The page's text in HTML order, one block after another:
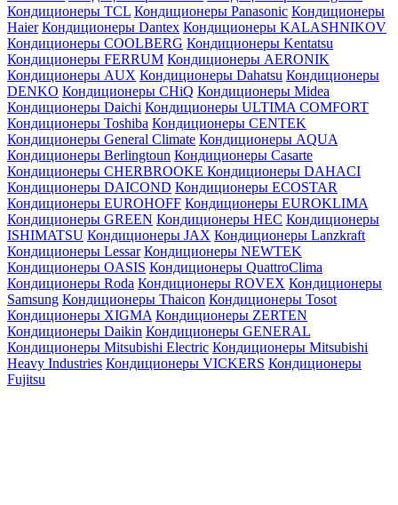
Кондиционеры TCL Кондиционеры Panasonic Кондиционеры
Haier Кондиционеры Dantex Кондиционеры KALASHNIKOV
Кондиционеры СOOLBERG Кондиционеры Kentatsu
Кондиционеры FERRUM Кондиционеры AERONIK
Кондиционеры AUX Кондиционеры Dahatsu Кондиционеры
DENKO Кондиционеры CHiQ Кондиционеры Midea
Кондиционеры Daichi Кондиционеры ULTIMA COMFORT
Кондиционеры Toshiba Кондиционеры CENTEK
Кондиционеры General Climate Кондиционеры AQUA
Кондиционеры Berlingtoun Кондиционеры Casarte
Кондиционеры CHERBROOKE Кондиционеры DAHACI
Кондиционеры DAICOND Кондиционеры ECOSTAR
Кондиционеры EUROHOFF Кондиционеры EUROKLIMA
Кондиционеры GREEN Кондиционеры HEC Кондиционеры
ISHIMATSU Кондиционеры JAX Кондиционеры Lanzkraft
Кондиционеры Lessar Кондиционеры NEWTEK
Кондиционеры OASIS Кондиционеры QuattroClima
Кондиционеры Roda Кондиционеры ROVEX Кондиционеры
Samsung Кондиционеры Thaicon Кондиционеры Tosot
Кондиционеры XIGMA Кондиционеры ZERTEN
Кондиционеры Daikin Кондиционеры GENERAL
Кондиционеры Mitsubishi Electric Кондиционеры Mitsubishi
Heavy Industries Кондиционеры VICKERS Кондиционеры
Fujitsu